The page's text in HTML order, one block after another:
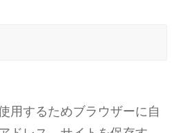
用するためブラウザーに自